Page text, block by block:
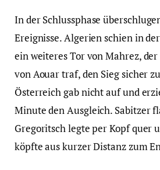
In der Schlussphase
Ereignisse. Algerien schien in
ein weiteres Tor von Mahrez, der
von Aouar traf, den Sieg sicher
Österreich gab nicht auf und
Minute den Ausgleich. Sabitzer
Gregoritsch legte per Kopf quer
köpfte aus kurzer Distanz zum